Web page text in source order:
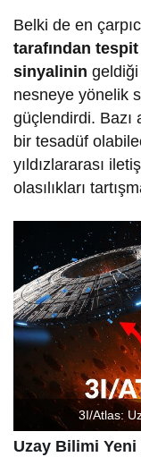
Belki de en
tarafından
sinyalinin
nesneye yönelik
güçlendirdi. Bazı
bir tesadüf
yıldızlararası
olasılıkları
3I/Atlas:
Uzay Bilimi